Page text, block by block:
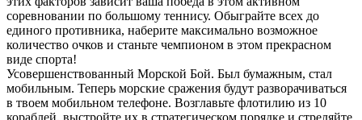
соревновании по большому теннису. Обыграйте всех до
единого противника, наберите максимально возможное
количество очков и станьте чемпионом в этом прекрасном
виде спорта!
Усовершенствованный Морской Бой. Был бумажным, стал
мобильным. Теперь морские сражения будут разворачиваться
в твоем мобильном телефоне. Возглавьте флотилию из 10
кораблей, выстройте их в стратегическом порядке и стреляйте